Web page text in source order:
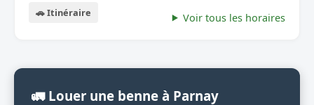
🚗 Itinéraire Voir tous les horaires
🚛 Louer une benne à Parnay